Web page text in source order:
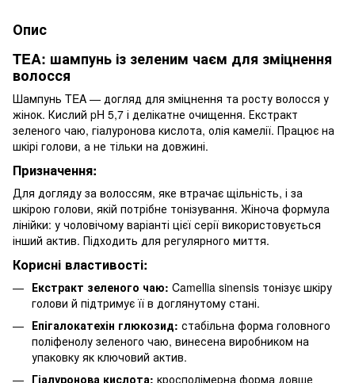
Опис
TEA: шампунь із зеленим чаєм для зміцнення
волосся
Шампунь TEA — догляд для зміцнення та росту волосся у
жінок. Кислий pH 5,7 і делікатне очищення. Екстракт
зеленого чаю, гіалуронова кислота, олія камелії. Працює на
шкірі голови, а не тільки на довжині.
Призначення:
Для догляду за волоссям, яке втрачає щільність, і за
шкірою голови, якій потрібне тонізування. Жіноча формула
лінійки: у чоловічому варіанті цієї серії використовується
інший актив. Підходить для регулярного миття.
Корисні властивості:
Екстракт зеленого чаю: Camellia sinensis тонізує шкіру
голови й підтримує її в доглянутому стані.
Епігалокатехін глюкозид: стабільна форма головного
поліфенолу зеленого чаю, винесена виробником на
упаковку як ключовий актив.
Гіалуронова кислота: кросполімерна форма довше